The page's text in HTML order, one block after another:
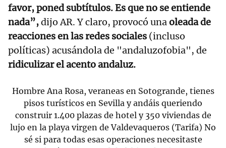
favor, poned subtítulos. Es que no se entiende
nada”,dijo AR. Y claro, provocó unaoleada de
reacciones en las redes sociales (incluso
políticas) acusándola de "andaluzofobia", de
ridiculizar el acento andaluz.
Hombre Ana Rosa, veraneas en Sotogrande, tienes
pisos turísticos en Sevilla y andáis queriendo
construir 1.400 plazas de hotel y 350 viviendas de
lujo en la playa virgen de Valdevaqueros (Tarifa) No
sé si para todas esas operaciones necesitaste